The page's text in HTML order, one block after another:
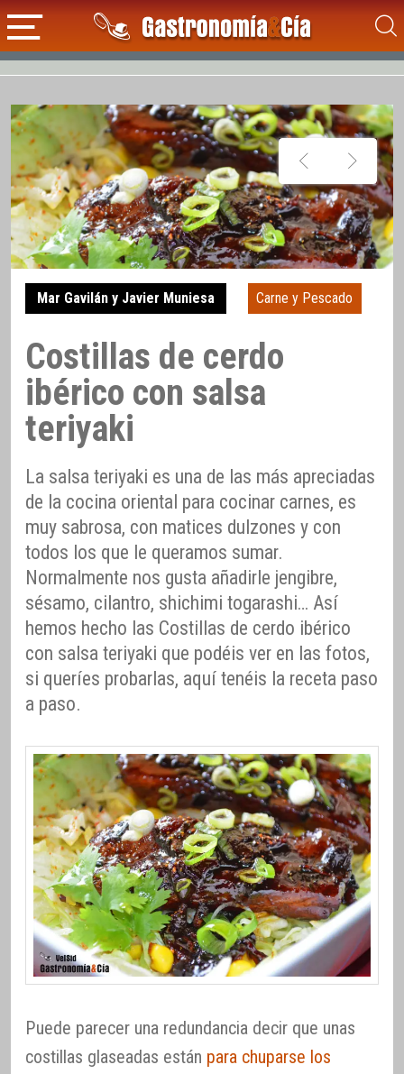
Mar Gavilán y Javier Muniesa Carne y Pescado
Costillas de cerdo
ibérico con salsa
teriyaki
La salsa teriyaki es una de las más apreciadas
de la cocina oriental para cocinar carnes, es
muy sabrosa, con matices dulzones y con
todos los que le queramos sumar.
Normalmente nos gusta añadirle jengibre,
sésamo, cilantro, shichimi togarashi… Así
hemos hecho las Costillas de cerdo ibérico
con salsa teriyaki que podéis ver en las fotos,
si queríes probarlas, aquí tenéis la receta paso
a paso.
Puede parecer una redundancia decir que unas
costillas glaseadas están para chuparse los